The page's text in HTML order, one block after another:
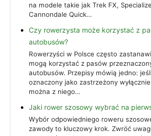
na modele takie jak Trek FX,
Cannondale Quick…
Czy rowerzysta może korzystać z
autobusów?
Rowerzyści w Polsce często
mogą korzystać z pasów
autobusów. Przepisy mówią jedno:
oznaczony jako zastrzeżony
można z niego…
Jaki rower szosowy wybrać na
Wybór odpowiedniego roweru
zawody to kluczowy krok. Zwróć